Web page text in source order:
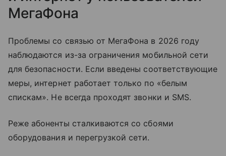
МегаФона
Проблемы со связью от МегаФона в 2026 году
наблюдаются из-за ограничения мобильной сети
для безопасности. Если введены соответствующие
меры, интернет работает только по «белым
спискам». Не всегда проходят звонки и SMS.
Реже абоненты сталкиваются со сбоями
оборудования и перегрузкой сети.